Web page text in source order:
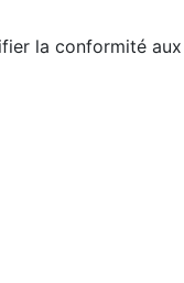
la conformité aux